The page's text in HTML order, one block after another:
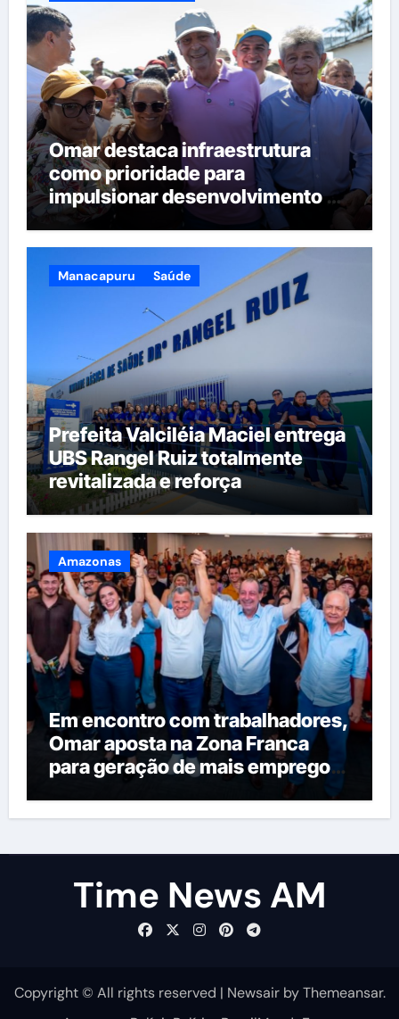
Omar destaca infraestrutura
como prioridade para
impulsionar desenvolvimento de
Novo Aripuanã e Sul do
Amazonas
Manacapuru Saúde
Prefeita Valciléia Maciel entrega
UBS Rangel Ruiz totalmente
revitalizada e reforça
compromisso com a saúde de
Manacapuru
Amazonas
Em encontro com trabalhadores,
Omar aposta na Zona Franca
para geração de mais empregos
Time News AM
Copyright © All rights reserved | NewsairbyThemeansar.